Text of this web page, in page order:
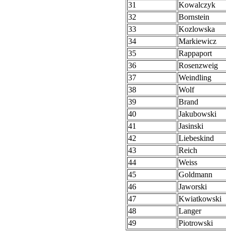
31
Kowalczyk
32
Bornstein
33
Kozlowska
34
Markiewicz
35
Rappaport
36
Rosenzweig
37
Weindling
38
Wolf
39
Brand
40
Jakubowski
41
Jasinski
42
Liebeskind
43
Reich
44
Weiss
45
Goldmann
46
Jaworski
47
Kwiatkowski
48
Langer
49
Piotrowski